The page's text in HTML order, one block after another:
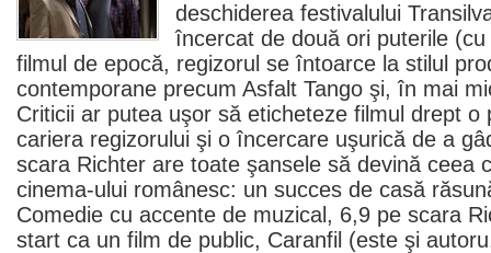
deschiderea festivalului
încercat de două ori puterile
filmul de epocă, regizorul se întoarce la stilul
contemporane precum Asfalt Tango şi, în mai
Criticii ar putea uşor să eticheteze filmul drept o
cariera regizorului şi o încercare uşurică de a
scara Richter are toate şansele să devină ceea
cinema-ului românesc: un succes de casă
Comedie cu accente de muzical, 6,9 pe scara
start ca un film de public, Caranfil (este şi